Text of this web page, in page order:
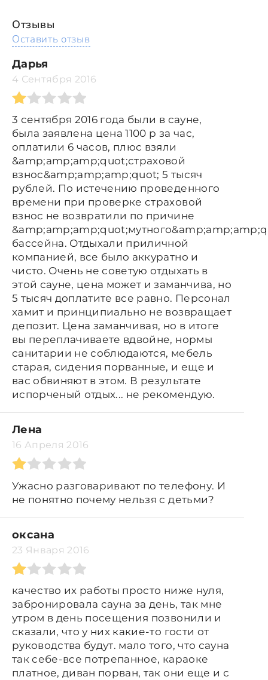
Отзывы
Оставить отзыв
Дарья
4 Сентября 2016
3 сентября 2016 года были в сауне,
была заявлена цена 1100 р за час,
оплатили 6 часов, плюс взяли
&amp;amp;amp;quot;страховой
взнос&amp;amp;amp;quot; 5 тысяч
рублей. По истечению проведенного
времени при проверке страховой
взнос не возвратили по причине
бассейна. Отдыхали приличной
компанией, все было аккуратно и
чисто. Очень не советую отдыхать в
этой сауне, цена может и заманчива, но
5 тысяч доплатите все равно. Персонал
хамит и принципиально не возвращает
депозит. Цена заманчивая, но в итоге
вы переплачиваете вдвойне, нормы
санитарии не соблюдаются, мебель
старая, сидения порванные, и еще и
вас обвиняют в этом. В результате
испорченый отдых... не рекомендую.
Лена
16 Апреля 2016
Ужасно разговаривают по телефону. И
не понятно почему нельзя с детьми?
оксана
23 Января 2016
качество их работы просто ниже нуля,
забронировала сауна за день, так мне
утром в день посещения позвонили и
сказали, что у них какие-то гости от
руководства будут. мало того, что сауна
так себе-все потрепанное, караоке
платное, диван порван, так они еще и с